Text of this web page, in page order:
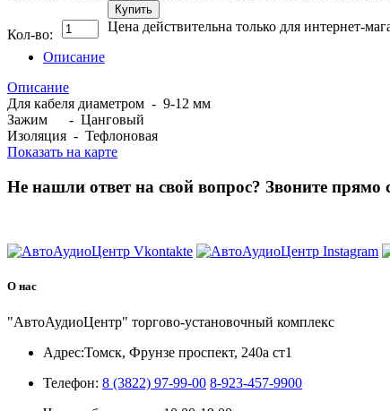
Кол-во:
Купить
Цена действительна только для интернет-
Описание
Описание
Для кабеля диаметром - 9-12 мм
Зажим - Цанговый
Изоляция - Тефлоновая
Показать на карте
Не нашли ответ на свой вопрос? Звоните прямо
О нас
"АвтоАудиоЦентр" торгово-установочный комплекс
Адрес:Томск, Фрунзе проспект, 240а ст1
Телефон: 8 (3822) 97-99-00 8-923-457-9900